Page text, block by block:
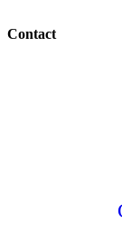
Contact